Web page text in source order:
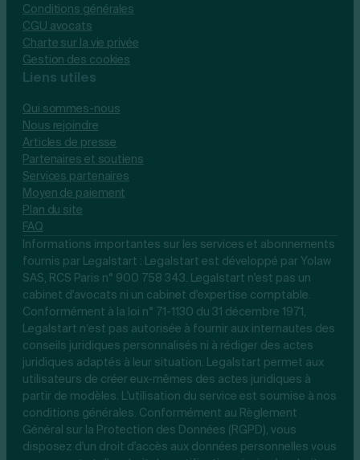
Conditions générales
CGU avocats
Charte sur la vie privée
Gestion des cookies
Liens utiles
Qui sommes-nous
Nous rejoindre
Articles de presse
Partenaires et soutiens
Services partenaires
Moyen de paiement
Plan du site
FAQ
Informations importantes sur les services et abonnements
fournis par Legalstart : Legalstart est développé par Yolaw
SAS, RCS Paris n° 900 758 343. Legalstart n'est pas un
cabinet d'avocats ni un cabinet d'expertise comptable.
Conformément à la loi n° 71-1130 du 31 décembre 1971,
Legalstart n’est pas autorisée à fournir aux internautes des
conseils juridiques personnalisés ni à rédiger des actes
juridiques adaptés à leur situation. Legalstart permet aux
utilisateurs de créer eux-mêmes des actes juridiques à
partir de modèles. L'utilisation du service est soumise à nos
conditions générales. Conformément au Règlement
Général sur la Protection des Données (RGPD), vous
disposez d'un droit d'accès aux données personnelles vous